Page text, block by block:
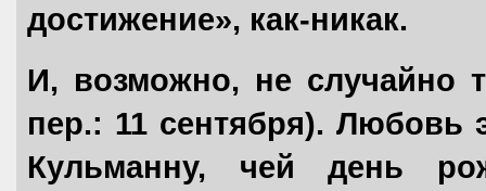
достижение», как-никак.
И, возможно, не случайно
пер.: 11 сентября).
Кульманну, чей день